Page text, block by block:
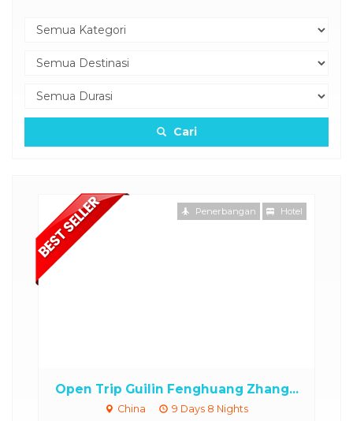
Cari
Open Trip Guilin Fenghuang Zhang...
China 9 Days 8 Nights
Penerbangan Hotel